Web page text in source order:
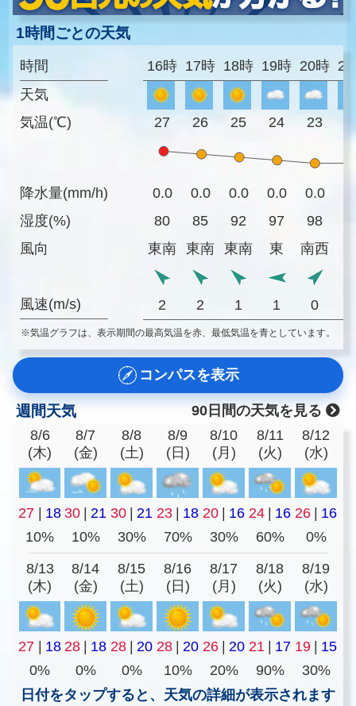
1時間ごとの天気
時間
天気
気温(℃)
降水量(mm/h)
湿度(%)
風向
風速(m/s)
16時 17時 18時 19時 20時
27 26 25 24 23
0.0 0.0 0.0 0.0 0.0
80
85 92 97 98
東南
東南 東南 東 南西
2 2 1 1 0
※気温グラフは、表示期間の最高気温を赤、最低気温を青としています。
コンパスを表示
週間天気
90日間の天気を見る
8/6
(木)
8/7
(金)
8/8
(土)
8/9
(日)
8/10
(月)
8/11
(火)
8/12
(水)
27 18 30 21 30 21 23 18 20 16 24 16 26
16
10%
10% 30% 70% 30% 60% 0%
8/13
(木)
8/14
(金)
8/15
(土)
8/16
(日)
8/17
(月)
8/18
(火)
8/19
(水)
27 18 28 18 28 20 28 20 26 20 21 17 19
15
0%
0% 0% 10% 20% 90%
30%
日付をタップすると、天気の詳細が表示されます